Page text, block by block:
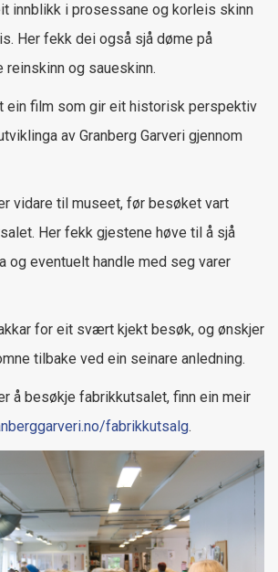
innblikk i prosessane og korleis skinn
Her fekk dei også sjå døme på
reinskinn og saueskinn.
ein film som gir eit historisk perspektiv
av Granberg Garveri gjennom
vidare til museet, før besøket vart
Her fekk gjestene høve til å sjå
og eventuelt handle med seg varer
for eit svært kjekt besøk, og ønskjer
tilbake ved ein seinare anledning.
å besøkje fabrikkutsalet, finn ein meir
fabrikkutsalg.